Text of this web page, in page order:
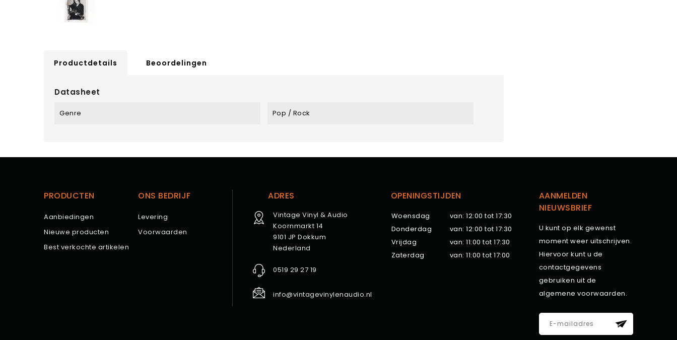
Productdetails Beoordelingen
Datasheet
Genre Pop / Rock
PRODUCTEN
Aanbiedingen
Nieuwe producten
Best verkochte artikelen
ONS BEDRIJF
Levering
Voorwaarden
ADRES
Vintage Vinyl & Audio
Koornmarkt 14
9101 JP Dokkum
Nederland
0519 29 27 19
info@vintagevinylenaudio.nl
OPENINGSTIJDEN
Woensdag
van: 12:00 tot 17:30
Donderdag
van: 12:00 tot 17:30
Vrijdag
van: 11:00 tot 17:30
Zaterdag
van: 11:00 tot 17:00
AANMELDEN
NIEUWSBRIEF
U kunt op elk gewenst
moment weer uitschrijven.
Hiervoor kunt u de
contactgegevens
gebruiken uit de
algemene voorwaarden.